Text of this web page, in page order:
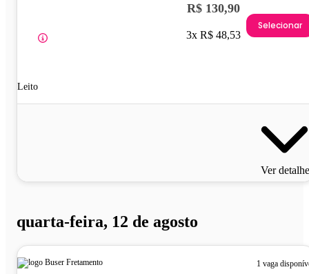
Leito
R$ 130,90
3x R$ 48,53
Selecionar
Ver
quarta-feira, 12 de agosto
1 vaga